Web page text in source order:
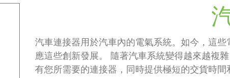
汽車連接器用於汽車內的電氣系統。如今，這
應這些創新發展。 隨著汽車系統變得越來越複
有您所需要的連接器，同時提供極短的交貨時間